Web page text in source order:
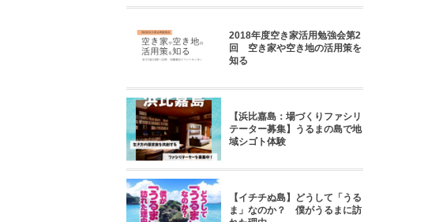
2018年度空き家活用勉強会第2
回 空き家や空き地の活用策を
知る
【浜比嘉島：場づくりファシリ
テーター募集】うるまの島で地
域シゴト体験
【イチチぬ島】どうして「うる
ま」なのか？ 僕がうるまに訪